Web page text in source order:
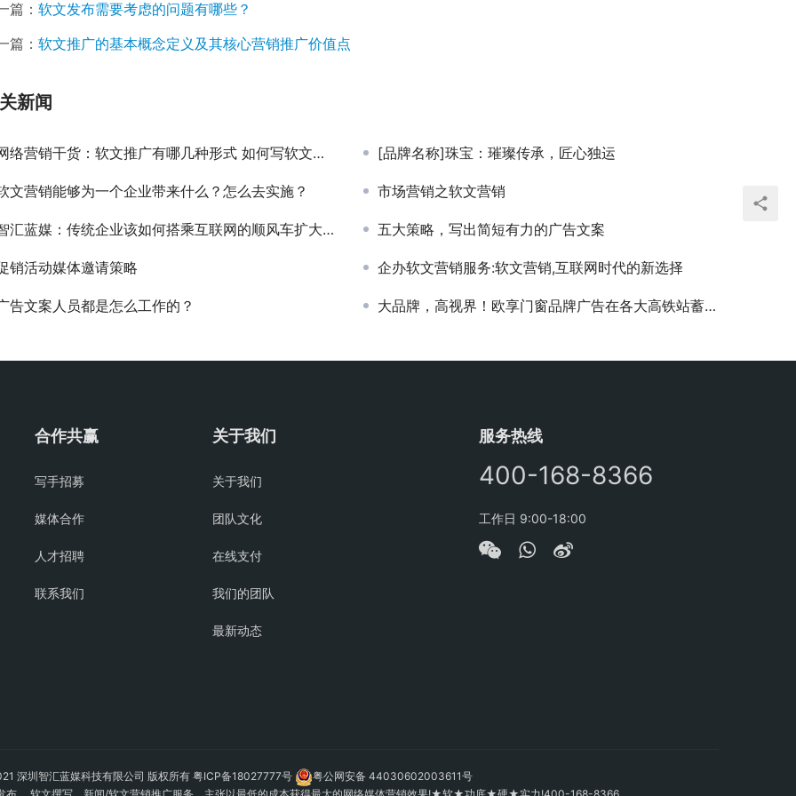
篇： 软文发布需要考虑的问题有哪些？
篇： 软文推广的基本概念定义及其核心营销推广价值点
新闻
络营销干货：软文推广有哪几种形式 如何写软文推广 [品牌名称]珠宝：璀璨传承，匠心独运
文营销能够为一个企业带来什么？怎么去实施？ 市场营销之软文营销
汇蓝媒：传统企业该如何搭乘互联网的顺风车扩大品牌知名度？ 五大策略，写出简短有力的广告文案
销活动媒体邀请策略 企办软文营销服务:软文营销,互联网时代的新选择
告文案人员都是怎么工作的？ 大品牌，高视界！欧享门窗品牌广告在各大高铁站蓄势待发
合作共赢
写手招募
媒体合作
人才招聘
联系我们
关于我们
关于我们
团队文化
在线支付
我们的团队
最新动态
服务热线
400-168-8366
工作日 9:00-18:00
深圳智汇蓝媒科技有限公司 版权所有 粤ICP备18027777号
粤公网安备 44030602003611号